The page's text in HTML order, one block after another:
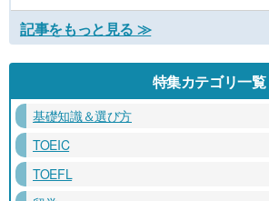
記事をもっと見る ≫
特集カテゴリ一覧
基礎知識＆選び方
TOEIC
TOEFL